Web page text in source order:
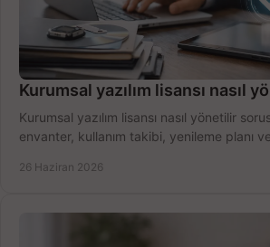
Kurumsal yazılım lisansı nasıl
Kurumsal yazılım lisansı nasıl yönetilir
envanter, kullanım takibi, yenileme planı
26 Haziran 2026